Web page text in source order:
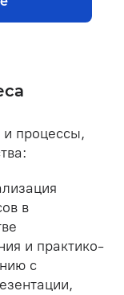
и процессы,
в
и практико-
с